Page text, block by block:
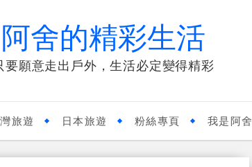
阿舍的精彩生活
要願意走出戶外，生活必定變得精彩
旅遊 日本旅遊 粉絲專頁 我是阿舍